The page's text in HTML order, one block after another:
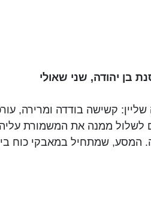
בן יהודה, שני שאולי
קשישה בודדה ומרירה,
לשלול ממנה את המשמורת
המסע, שמתחיל במאבקי כוח